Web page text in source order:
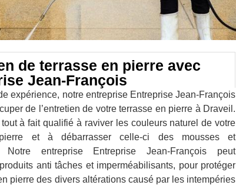
de terrasse en pierre avec
Jean-François
expérience, notre entreprise Entreprise Jean-François
de l’entretien de votre terrasse en pierre à Draveil.
à fait qualifié à raviver les couleurs naturel de votre
et à débarrasser celle-ci des mousses et
Notre entreprise Entreprise Jean-François peut
anti tâches et imperméabilisants, pour protéger
pierre des divers altérations causé par les intempéries